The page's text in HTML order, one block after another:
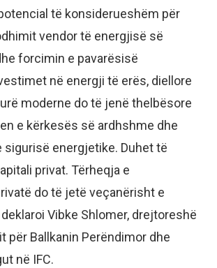
të konsiderueshëm për
vendor të energjisë së
forcimin e pavarësisë
në energji të erës, diellore
moderne do të jenë thelbësore
e kërkesës së ardhshme dhe
sigurisë energjetike. Duhet të
privat. Tërheqja e
do të jetë veçanërisht e
Vibke Shlomer, drejtoreshë
për Ballkanin Perëndimor dhe
në IFC.